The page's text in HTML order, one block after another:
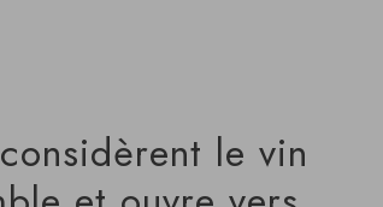
le vin